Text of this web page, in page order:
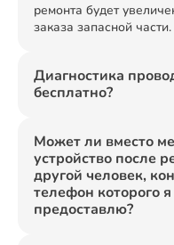
ремонта будет
заказа запасной части.
Диагностика
бесплатно?
Может ли вместо
устройство после
другой человек,
телефон которого я
предоставлю?